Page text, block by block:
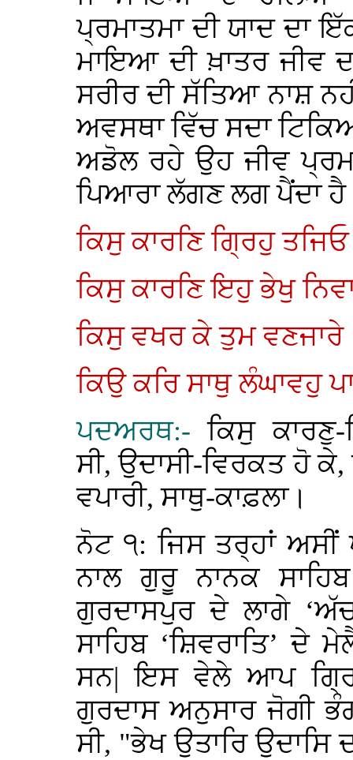
ਪ੍ਰਮਾਤਮਾ ਦੀ ਯਾਦ ਦਾ
ਮਾਇਆ ਦੀ ਖ਼ਾਤਰ ਜੀਵ
ਸਰੀਰ ਦੀ ਸੱਤਿਆ ਨਾਸ਼
ਅਵਸਥਾ ਵਿੱਚ ਸਦਾ
ਅਡੋਲ ਰਹੇ ਉਹ ਜੀਵ
ਪਿਆਰਾ ਲੱਗਣ ਲਗ ਪੈਂਦਾ ਹੈ
ਕਿਸੁ ਕਾਰਣਿ ਗ੍ਰਿਹੁ
ਕਿਸੁ ਕਾਰਣਿ ਇਹੁ ਭੇਖੁ
ਕਿਸੁ ਵਖਰ ਕੇ ਤੁਮ ਵਣਜਾਰੇ
ਕਿਉ ਕਰਿ ਸਾਥੁ ਲੰਘਾਵਹੁ
ਪਦਅਰਥ:-ਕਿਸੁ
ਸੀ, ਉਦਾਸੀ-ਵਿਰਕਤ ਹੋ ਕੇ,
ਵਪਾਰੀ, ਸਾਥੁ-ਕਾਫ਼ਲਾ।
ਨੋਟ ੧: ਜਿਸ ਤਰ੍ਹਾਂ ਅਸੀਂ
ਨਾਲ ਗੁਰੂ ਨਾਨਕ
ਗੁਰਦਾਸਪੁਰ ਦੇ ਲਾਗੇ
ਸਾਹਿਬ ‘ਸ਼ਿਵਰਾਤਿ’
ਸਨ| ਇਸ ਵੇਲੇ ਆਪ
ਗੁਰਦਾਸ ਅਨੁਸਾਰ ਜੋਗੀ
ਸੀ, "ਭੇਖ ਉਤਾਰਿ ਉਦਾਸਿ